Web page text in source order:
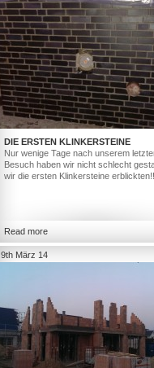
DIE ERSTEN KLINKERSTEINE
Nur wenige Tage nach unserem
Besuch haben wir nicht schlecht
wir die ersten Klinkersteine
Read more
9th März 14